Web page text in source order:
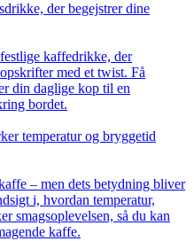
der begejstrer dine
kaffedrikke, der
med et twist. Få
din daglige kop til en
bordet.
temperatur og bryggetid
– men dets betydning bliver
i, hvordan temperatur,
smagsoplevelsen, så du kan
kaffe.